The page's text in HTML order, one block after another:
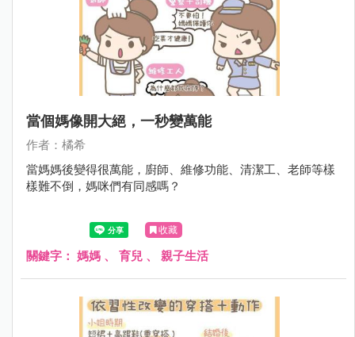
當個媽像開大絕，一秒變萬能
作者：橘希
當媽媽後變得很萬能，廚師、維修功能、清潔工、老師等樣
樣難不倒，媽咪們有同感嗎？
收藏
關鍵字： 媽媽 、 育兒 、 親子生活